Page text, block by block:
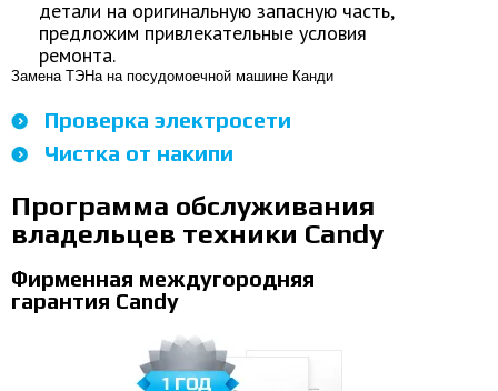
детали на оригинальную запасную часть,
предложим привлекательные условия
ремонта.
Замена ТЭНа на посудомоечной машине Канди
Проверка электросети
Чистка от накипи
Программа обслуживания
владельцев техники Candy
Фирменная междугородняя
гарантия Candy